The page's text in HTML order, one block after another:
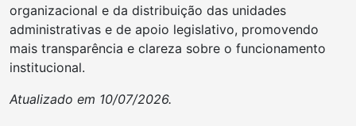
organizacional e da distribuição das unidades
administrativas e de apoio legislativo, promovendo
mais transparência e clareza sobre o funcionamento
institucional.
Atualizado em 10/07/2026.